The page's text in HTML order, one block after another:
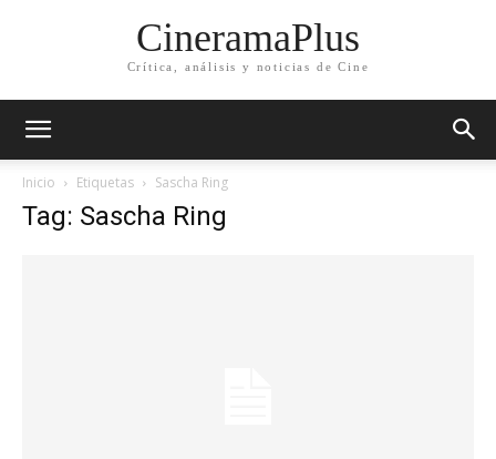
CineramaPlus
Crítica, análisis y noticias de Cine
Inicio Etiquetas Sascha Ring
Tag: Sascha Ring